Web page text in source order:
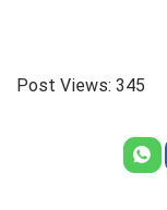
Post Views: 345